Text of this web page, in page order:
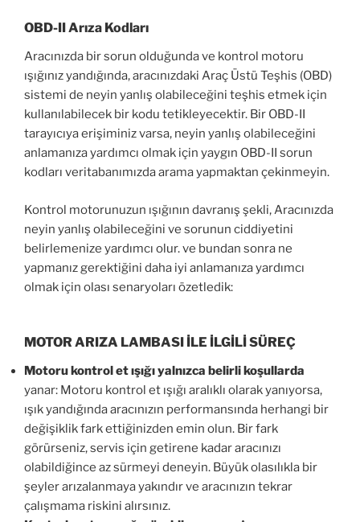
OBD-II Arıza Kodları
Aracınızda bir sorun olduğunda ve kontrol motoru
ışığınız yandığında, aracınızdaki Araç Üstü Teşhis (OBD)
sistemi de neyin yanlış olabileceğini teşhis etmek için
kullanılabilecek bir kodu tetikleyecektir. Bir OBD-II
tarayıcıya erişiminiz varsa, neyin yanlış olabileceğini
anlamanıza yardımcı olmak için yaygın OBD-II sorun
kodları veritabanımızda arama yapmaktan çekinmeyin.
Kontrol motorunuzun ışığının davranış şekli, Aracınızda
neyin yanlış olabileceğini ve sorunun ciddiyetini
belirlemenize yardımcı olur. ve bundan sonra ne
yapmanız gerektiğini daha iyi anlamanıza yardımcı
olmak için olası senaryoları özetledik:
MOTOR ARIZA LAMBASI İLE İLGİLİ SÜREÇ
Motoru kontrol et ışığı yalnızca belirli koşullarda
yanar: Motoru kontrol et ışığı aralıklı olarak yanıyorsa,
ışık yandığında aracınızın performansında herhangi bir
değişiklik fark ettiğinizden emin olun. Bir fark
görürseniz, servis için getirene kadar aracınızı
olabildiğince az sürmeyi deneyin. Büyük olasılıkla bir
şeyler arızalanmaya yakındır ve aracınızın tekrar
çalışmama riskini alırsınız.